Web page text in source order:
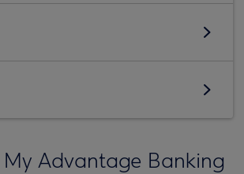
My Advantage Banking